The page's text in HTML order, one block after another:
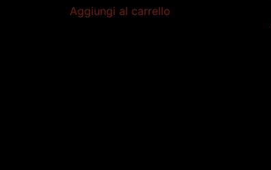
Aggiungi al carrello